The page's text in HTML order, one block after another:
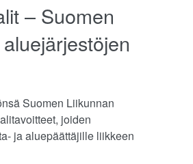
– Suomen
Suomen Liikunnan
joiden
ja aluepäättäjille liikkeen